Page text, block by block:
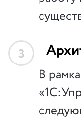
3
В